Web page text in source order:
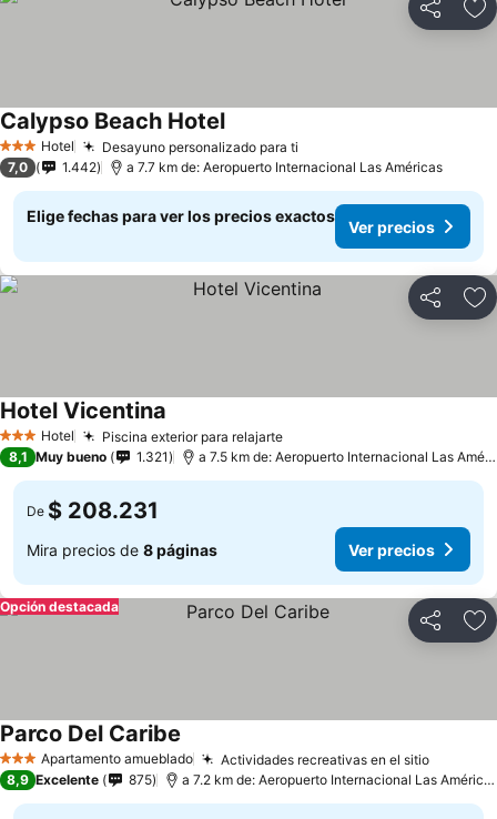
Compartir
3 Estrellas
Hotel Desayuno personalizado para ti
Calypso Beach Hotel
7,0 1.442 a 7.7 km de: Aeropuerto Internacional Las Américas
Elige fechas para ver los precios exactos
Ver precios
Compartir
3 Estrellas
Hotel Piscina exterior para relajarte
Hotel Vicentina
8,1 Muy bueno 1.321 a 7.5 km de: Aeropuerto Internacional Las Américas
De $ 208.231
Mira precios de 8 páginas Ver precios
Compartir
Opción destacada
3 EstrellasApartamento amueblado Actividades recreativas en el sitio
Parco Del Caribe
8,9 Excelente 875 a 7.2 km de: Aeropuerto Internacional Las Américas